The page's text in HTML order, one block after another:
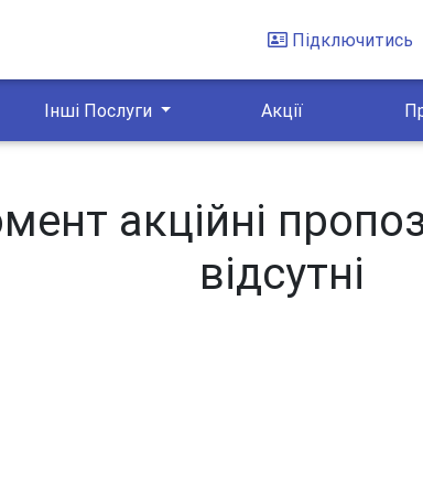
Підключитись
Інші Послуги Акції
акційні
відсутні